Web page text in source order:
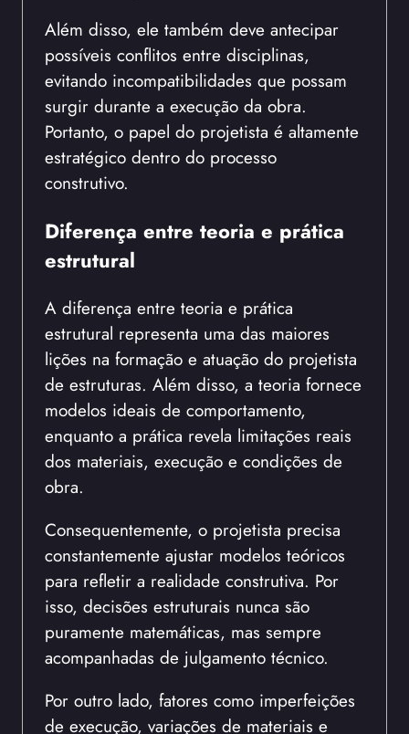
Além disso, ele também deve antecipar
possíveis conflitos entre disciplinas,
evitando incompatibilidades que possam
surgir durante a execução da obra.
Portanto, o papel do projetista é altamente
estratégico dentro do processo
construtivo.
Diferença entre teoria e prática
estrutural
A diferença entre teoria e prática
estrutural representa uma das maiores
lições na formação e atuação do projetista
de estruturas. Além disso, a teoria fornece
modelos ideais de comportamento,
enquanto a prática revela limitações reais
dos materiais, execução e condições de
obra.
Consequentemente, o projetista precisa
constantemente ajustar modelos teóricos
para refletir a realidade construtiva. Por
isso, decisões estruturais nunca são
puramente matemáticas, mas sempre
acompanhadas de julgamento técnico.
Por outro lado, fatores como imperfeições
de execução, variações de materiais e